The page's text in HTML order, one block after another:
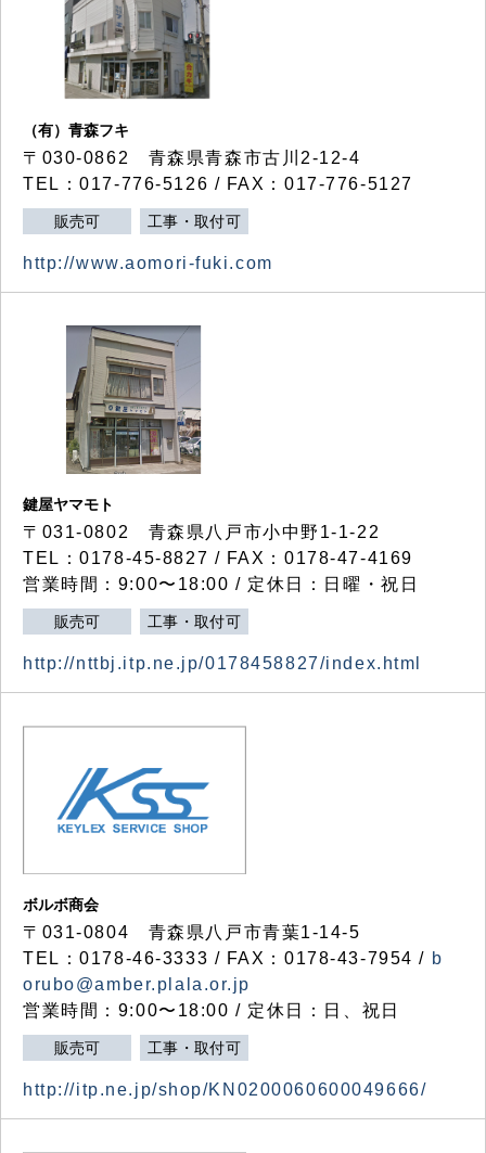
（有）青森フキ
〒030-0862 青森県青森市古川2-12-4
TEL：017-776-5126 / FAX：017-776-5127
販売可 工事・取付可
http://www.aomori-fuki.com
鍵屋ヤマモト
〒031-0802 青森県八戸市小中野1-1-22
TEL：0178-45-8827 / FAX：0178-47-4169
営業時間：9:00〜18:00 / 定休日：日曜・祝日
販売可 工事・取付可
http://nttbj.itp.ne.jp/0178458827/index.html
ボルボ商会
〒031-0804 青森県八戸市青葉1-14-5
TEL：0178-46-3333 / FAX：0178-43-7954 / b
orubo@amber.plala.or.jp
営業時間：9:00〜18:00 / 定休日：日、祝日
販売可 工事・取付可
http://itp.ne.jp/shop/KN0200060600049666/